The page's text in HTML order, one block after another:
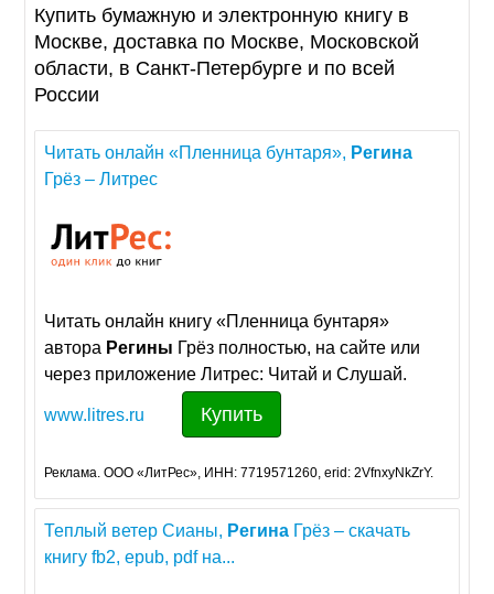
Купить бумажную и электронную книгу в
Москве, доставка по Москве, Московской
области, в Санкт-Петербурге и по всей
России
Читать онлайн «Пленница бунтаря», Регина
Грёз – Литрес
Читать онлайн книгу «Пленница бунтаря»
автора Регины Грёз полностью, на сайте или
через приложение Литрес: Читай и Слушай.
www.litres.ru Купить
Реклама. ООО «ЛитРес», ИНН: 7719571260, erid: 2VfnxyNkZrY.
Теплый ветер Сианы, Регина Грёз – скачать
книгу fb2, epub, pdf на...